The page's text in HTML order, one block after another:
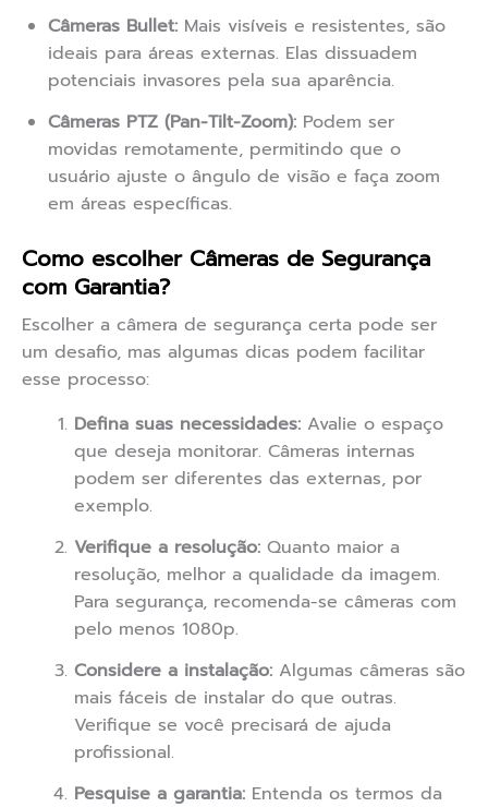
Câmeras Bullet: Mais visíveis e resistentes, são
ideais para áreas externas. Elas dissuadem
potenciais invasores pela sua aparência.
Câmeras PTZ (Pan-Tilt-Zoom): Podem ser
movidas remotamente, permitindo que o
usuário ajuste o ângulo de visão e faça zoom
em áreas específicas.
Como escolher Câmeras de Segurança
com Garantia?
Escolher a câmera de segurança certa pode ser
um desafio, mas algumas dicas podem facilitar
esse processo:
Defina suas necessidades: Avalie o espaço
que deseja monitorar. Câmeras internas
podem ser diferentes das externas, por
exemplo.
Verifique a resolução: Quanto maior a
resolução, melhor a qualidade da imagem.
Para segurança, recomenda-se câmeras com
pelo menos 1080p.
Considere a instalação: Algumas câmeras são
mais fáceis de instalar do que outras.
Verifique se você precisará de ajuda
profissional.
Pesquise a garantia: Entenda os termos da